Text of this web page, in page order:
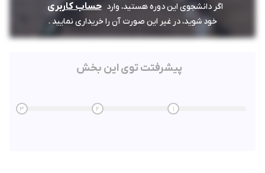
اگر دانشجوی این دوره هستید، وارد حساب کاربری
خود شوید، در غیر این صورت آن را خریداری نمایید .
پیشرفتت توی این بخش
1
2
3